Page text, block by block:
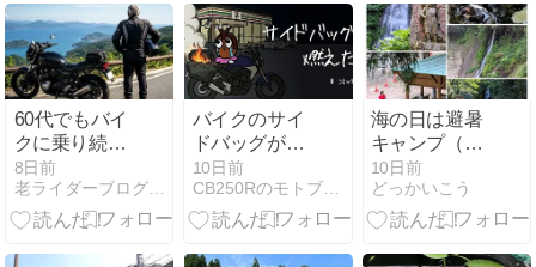
60代でもバイ
クに乗り続け
たい｜疲れを
減らす体とバ
イクの整え方
8日前
老ライダーブログ 大人のバイクライフ
バイクのサイ
ドバッグがマ
フラーの熱で
燃えた話｜被
害4万円
10日前
CB250Rのモトブログ 〜初心者ソロ旅〜
海の日は避暑
キャンプ（渓
流編）
10日前
どっかいこう